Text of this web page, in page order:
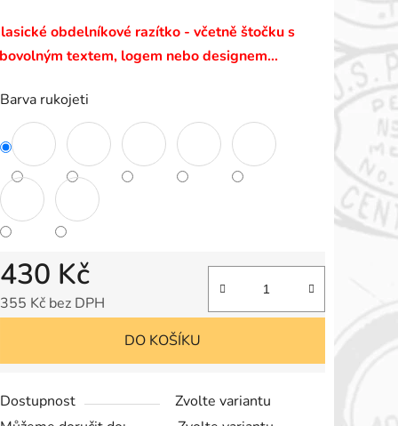
hvězdiček.
obdelníkové razítko - včetně štočku s
textem, logem nebo designem…
Barva rukojeti
430 Kč
355 Kč bez DPH
DO KOŠÍKU
Dostupnost
Zvolte variantu